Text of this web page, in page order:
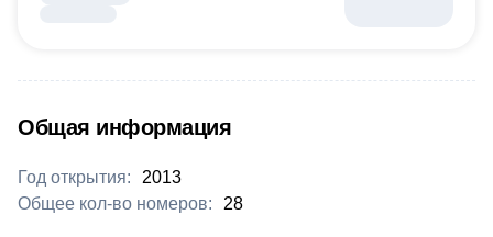
Общая информация
Год открытия:
2013
Общее кол-во номеров:
28